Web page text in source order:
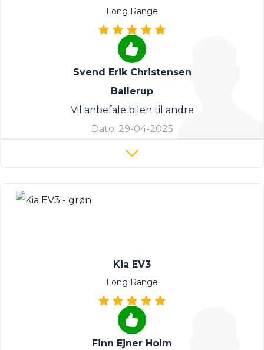
Long Range
Svend Erik Christensen
Ballerup
Vil anbefale bilen til andre
Dato: 29-04-2025
Kia EV3
Long Range
Finn Ejner Holm